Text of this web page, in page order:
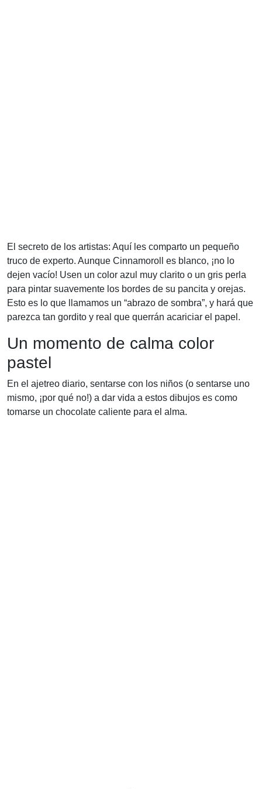
El secreto de los artistas: Aquí les comparto un pequeño
truco de experto. Aunque Cinnamoroll es blanco, ¡no lo
dejen vacío! Usen un color azul muy clarito o un gris perla
para pintar suavemente los bordes de su pancita y orejas.
Esto es lo que llamamos un “abrazo de sombra”, y hará que
parezca tan gordito y real que querrán acariciar el papel.
Un momento de calma color
pastel
En el ajetreo diario, sentarse con los niños (o sentarse uno
mismo, ¡por qué no!) a dar vida a estos dibujos es como
tomarse un chocolate caliente para el alma.